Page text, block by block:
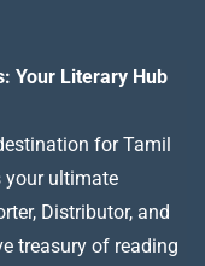
Your Literary Hub
for Tamil
your ultimate
Distributor, and
treasury of reading